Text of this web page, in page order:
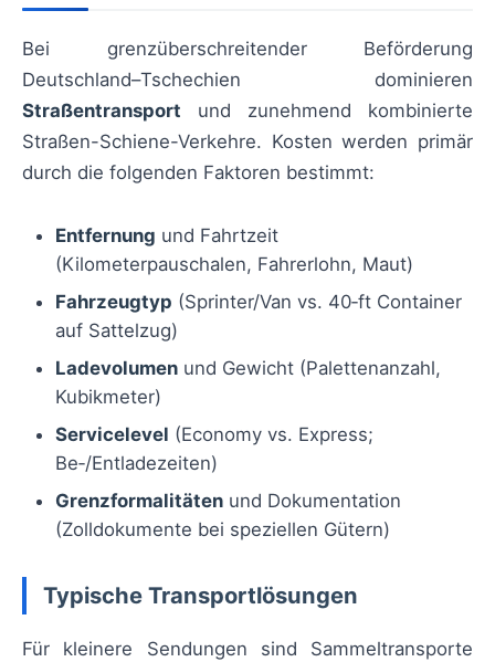
Bei grenzüberschreitender Beförderung
Deutschland–Tschechien dominieren
Straßentransport und zunehmend kombinierte
Straßen-Schiene-Verkehre. Kosten werden primär
durch die folgenden Faktoren bestimmt:
Entfernung und Fahrtzeit
(Kilometerpauschalen, Fahrerlohn, Maut)
Fahrzeugtyp (Sprinter/Van vs. 40‑ft Container
auf Sattelzug)
Ladevolumen und Gewicht (Palettenanzahl,
Kubikmeter)
Servicelevel (Economy vs. Express;
Be‑/Entladezeiten)
Grenzformalitäten und Dokumentation
(Zolldokumente bei speziellen Gütern)
Typische Transportlösungen
Für kleinere Sendungen sind Sammeltransporte